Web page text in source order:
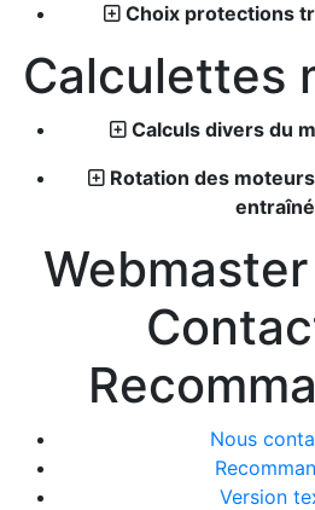
Choix protections
Calculettes
Calculs divers du
Rotation des
Nous
Version